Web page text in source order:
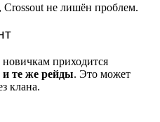
не лишён проблем.
приходится
и те же рейды. Это может
клана.